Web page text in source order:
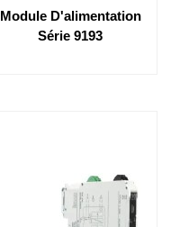
Module D'alimentation
Série 9193